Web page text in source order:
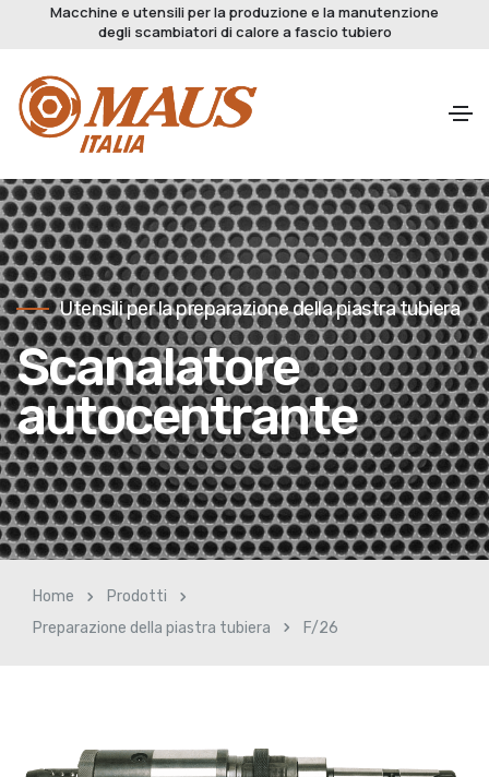
Macchine e utensili per la produzione e la manutenzione
degli scambiatori di calore a fascio tubiero
Utensili per la preparazione della piastra tubiera
Scanalatore
autocentrante
Home
Prodotti
Preparazione della piastra tubiera
F/26